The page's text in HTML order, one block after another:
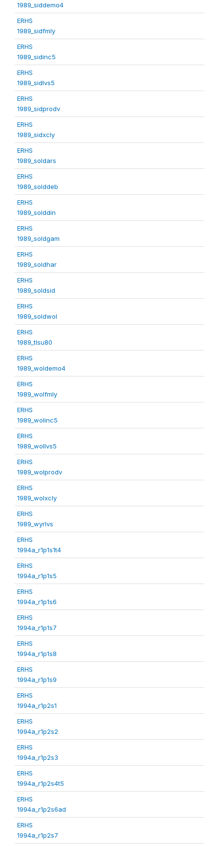
1989_siddemo4
ERHS
1989_sidfmly
ERHS
1989_sidinc5
ERHS
1989_sidlvs5
ERHS
1989_sidprodv
ERHS
1989_sidxcly
ERHS
1989_soldars
ERHS
1989_solddeb
ERHS
1989_solddin
ERHS
1989_soldgam
ERHS
1989_soldhar
ERHS
1989_soldsid
ERHS
1989_soldwol
ERHS
1989_tlsu80
ERHS
1989_woldemo4
ERHS
1989_wolfmly
ERHS
1989_wolinc5
ERHS
1989_wollvs5
ERHS
1989_wolprodv
ERHS
1989_wolxcly
ERHS
1989_wyrlvs
ERHS
1994a_r1p1s1t4
ERHS
1994a_r1p1s5
ERHS
1994a_r1p1s6
ERHS
1994a_r1p1s7
ERHS
1994a_r1p1s8
ERHS
1994a_r1p1s9
ERHS
1994a_r1p2s1
ERHS
1994a_r1p2s2
ERHS
1994a_r1p2s3
ERHS
1994a_r1p2s4t5
ERHS
1994a_r1p2s6ad
ERHS
1994a_r1p2s7